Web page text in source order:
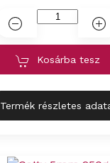
Kosárba tesz
Termék részletes